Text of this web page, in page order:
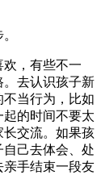
，有些不一
。去认识孩子新
当行为，比如
的时间不要太
交流。如果孩
己去体会、处
手结束一段友